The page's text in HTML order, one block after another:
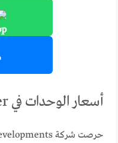
أسعار الوحدات في Joya Mall 6 October